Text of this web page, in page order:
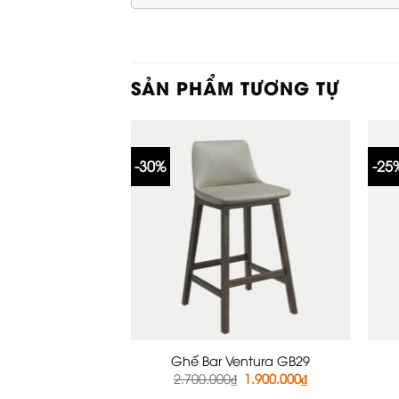
SẢN PHẨM TƯƠNG TỰ
-30%
Ghế Bar Ventura GB29
2.700.000₫ Giá
gốc
1.900.000₫Giá
hiện
-